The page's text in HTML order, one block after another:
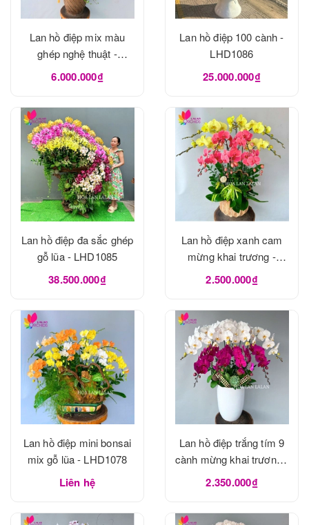
Lan hồ điệp mix màu
ghép nghệ thuật -
LHD1092
6.000.000₫
Lan hồ điệp 100 cành -
LHD1086
25.000.000₫
Lan hồ điệp đa sắc ghép
gỗ lũa - LHD1085
38.500.000₫
Lan hồ điệp xanh cam
mừng khai trương -
LHD1082
2.500.000₫
Lan hồ điệp mini bonsai
mix gỗ lũa - LHD1078
Liên hệ
Lan hồ điệp trắng tím 9
cành mừng khai trương -
LHD1070
2.350.000₫